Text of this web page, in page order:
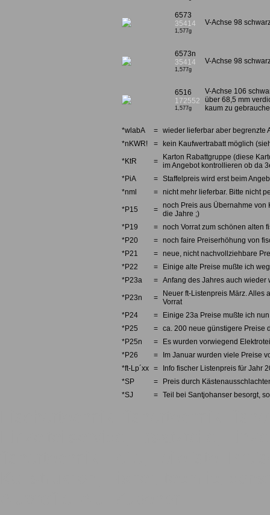
6573
35414
1,577g
V-Achse 98
6573n
35414
1,577g
V-Achse 98
6516
172552
1,577g
V-Achse 106
über 68,5 mm
kaum zu
*wlabA = wieder lieferbar aber begrenzte
*nKWR!
= kein Kaufwertrabatt möglich
*KtR =
Karton Rabattgruppe (diese
im Angebot kontrollieren ob da
*PiA
= Staffelpreis wird erst beim
*nml
= nicht mehr lieferbar. Bitte nicht
*P15 = noch Preis aus Übernahme von
die Jahre ;)
*P19
= noch Vorrat zum schönen alten
*P20
= noch faire Preiserhöhung von
*P21
= neue, nicht nachvollziehbare
*P22
=
Einige alte Preise mußte ich
*P23a
= Anfang des Jahres auch
*P23n =
Neuer ft-Listenpreis März. Alles
Vorrat
*P24
=
Einige 23a Preise mußte ich
*P25
= ca. 200 neue günstigere Preise
*P25n
=
Es wurden vorwiegend
*P26
=
Im Januar wurden viele Preise
*ft-Lp´xx =
Info fischer Listenpreis für Jahr
*SP
=
Preis durch
*SJ
= Teil bei Santjohanser besorgt,